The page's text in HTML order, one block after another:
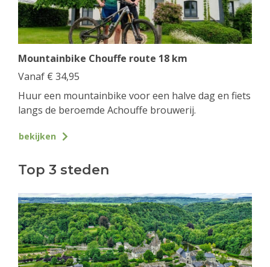
Mountainbike Chouffe route 18 km
Vanaf € 34,95
Huur een mountainbike voor een halve dag en fiets
langs de beroemde Achouffe brouwerij.
bekijken
Top 3 steden